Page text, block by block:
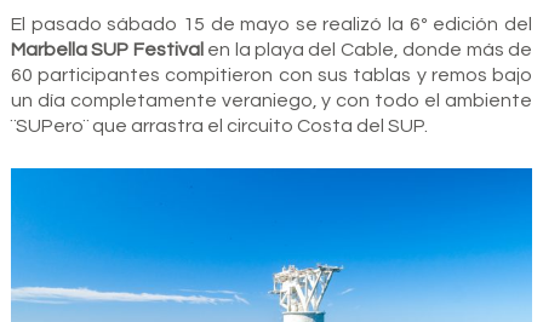
El pasado sábado 15 de mayo se realizó la 6º edición del
Marbella SUP Festivalen la playa del Cable, donde más de
60 participantes compitieron con sus tablas y remos bajo
un día completamente veraniego, y con todo el ambiente
¨SUPero¨ que arrastra el circuito Costa del SUP.